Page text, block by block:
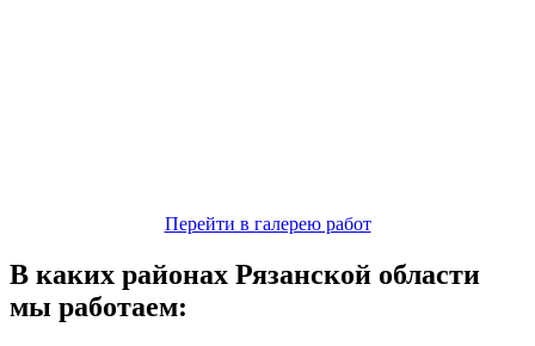
Перейти в галерею работ
В каких районах Рязанской области
мы работаем: